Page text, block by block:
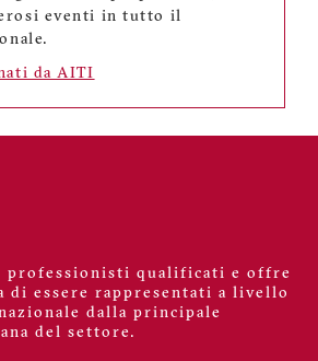
eventi in tutto il
da AITI
professionisti qualificati e offre
di essere rappresentati a livello
dalla principale
del settore.